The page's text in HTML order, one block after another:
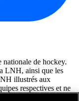
de hockey.
LNH, ainsi que les
illustrés aux
respectives et ne